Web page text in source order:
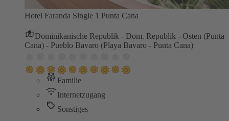
Hotel Faranda Single 1 Punta Cana
Dominikanische Republik - Dom. Republik - Osten (Punta
Cana) - Pueblo Bavaro (Playa Bavaro - Punta Cana)
Familie
Internetzugang
Sonstiges